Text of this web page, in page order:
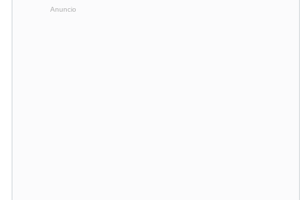
Anuncio